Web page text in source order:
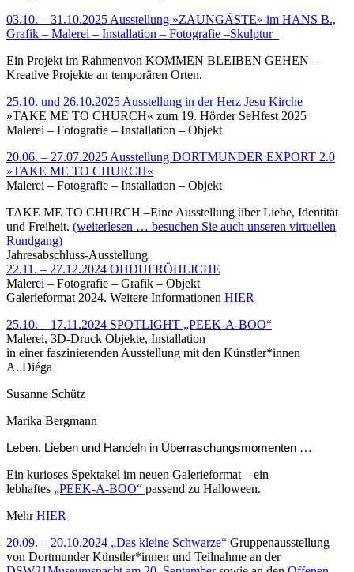
03.10. – 31.10.2025 Ausstellung »ZAUNGÄSTE« im HANS B.,
Grafik – Malerei – Installation – Fotografie –Skulptur
Ein Projekt im Rahmenvon KOMMEN BLEIBEN GEHEN –
Kreative Projekte an temporären Orten.
25.10. und 26.10.2025 Ausstellung in der Herz Jesu Kirche
»TAKE ME TO CHURCH« zum 19. Hörder SeHfest 2025
Malerei – Fotografie – Installation – Objekt
20.06. – 27.07.2025 Ausstellung DORTMUNDER EXPORT 2.0
»TAKE ME TO CHURCH«
Malerei – Fotografie – Installation – Objekt
TAKE ME TO CHURCH –Eine Ausstellung über Liebe, Identität
und Freiheit. (weiterlesen … besuchen Sie auch unseren virtuellen
Rundgang)
Jahresabschluss-Ausstellung
22.11. – 27.12.2024 OHDUFRÖHLICHE
Malerei – Fotografie – Grafik – Objekt
Galerieformat 2024. Weitere Informationen HIER
25.10. – 17.11.2024 SPOTLIGHT „PEEK-A-BOO“
Malerei, 3D-Druck Objekte, Installation
in einer faszinierenden Ausstellung mit den Künstler*innen
A. Diéga
Susanne Schütz
Marika Bergmann
Leben, Lieben und Handeln in Überraschungsmomenten …
Ein kurioses Spektakel im neuen Galerieformat – ein
lebhaftes „PEEK-A-BOO“ passend zu Halloween.
MehrHIER
20.09. – 20.10.2024 „Das kleine Schwarze“ Gruppenausstellung
von Dortmunder Künstler*innen und Teilnahme an der